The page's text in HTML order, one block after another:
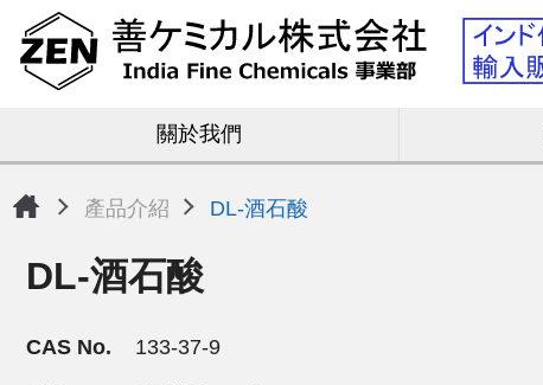
關於我們
產品介紹 DL-酒石酸
DL-酒石酸
CAS No. 133-37-9